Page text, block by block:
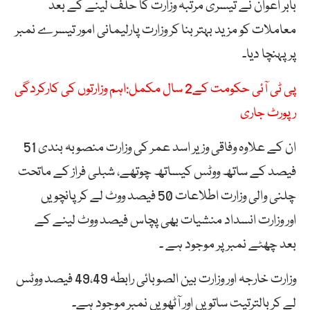
بابر اعوان نے تیسری مرتبہ وزارت کا حلف لینے کے بعد
معاملات کو مزید بہتر بنا کر وزارتپارلیمانیامورتیسرےنمبر
پر پہنچا دیا۔
پی ٹی آئی حکومت کے2 سال مکمل:اہم وزارتوں کی کارکردگی
رپورٹ جاری
ان کے علاوہ وفاقی وزیراسدعمرکیوزارتمنصوبہ
بندی 51
فیصد کے ساتھ ووٹس کیساتھچوتھے،شبلی فراز کے ماتحت
چلنی والیوزارتاطلاعات
پانچویں
اوروزارتانسدادمنشیاتبھی پچاس فیصد ووٹ لینے کے
بعدچھٹےنمبرپر موجودہے۔
وزارتخارجہ اوروزارتبینالصوبائی
رابطہ 49،49 فیصد ووٹس
لے کر بالترتیت ساتویں اورآٹھویں نمبر موجود ہے۔